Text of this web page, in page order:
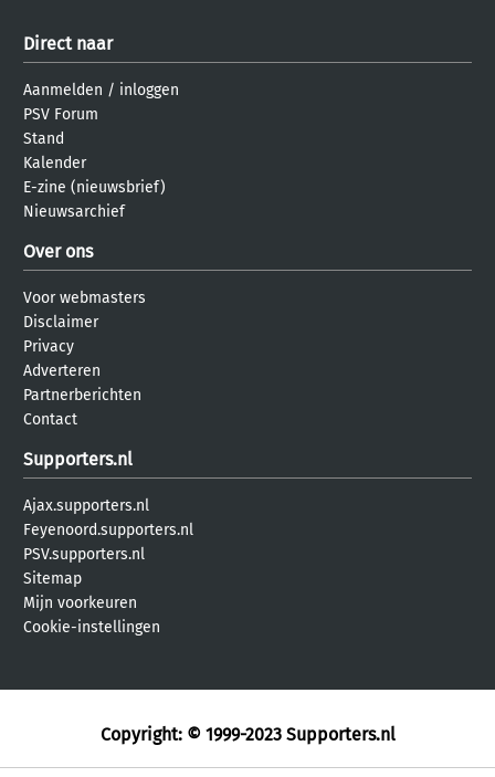
Direct naar
Aanmelden / inloggen
PSV Forum
Stand
Kalender
E-zine (nieuwsbrief)
Nieuwsarchief
Over ons
Voor webmasters
Disclaimer
Privacy
Adverteren
Partnerberichten
Contact
Supporters.nl
Ajax.supporters.nl
Feyenoord.supporters.nl
PSV.supporters.nl
Sitemap
Mijn voorkeuren
Cookie-instellingen
Copyright: © 1999-2023 Supporters.nl